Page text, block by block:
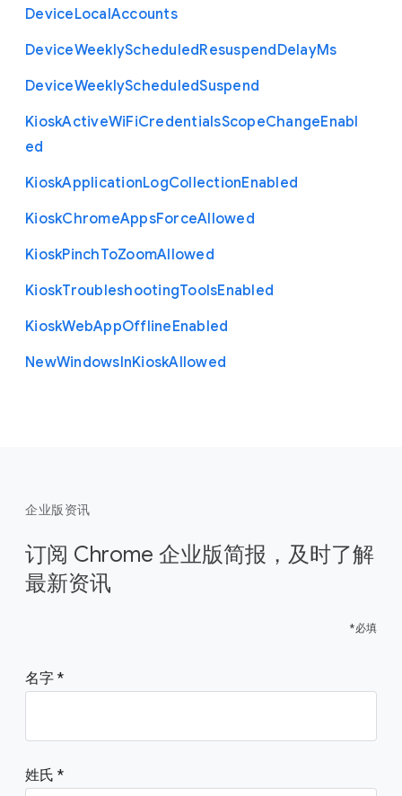
DeviceLocalAccounts
DeviceWeeklyScheduledResuspendDelayMs
DeviceWeeklyScheduledSuspend
KioskActiveWiFiCredentialsScopeChangeEnabl
ed
KioskApplicationLogCollectionEnabled
KioskChromeAppsForceAllowed
KioskPinchToZoomAllowed
KioskTroubleshootingToolsEnabled
KioskWebAppOfflineEnabled
NewWindowsInKioskAllowed
企业版资讯
订阅 Chrome 企业版简报，及时了解
最新资讯
*必填
名字
姓氏